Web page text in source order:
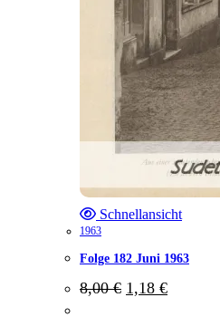
Schnellansicht
1963
Folge 182 Juni 1963
8,00€ Ursprünglicher
Preis
1,18 €Aktueller